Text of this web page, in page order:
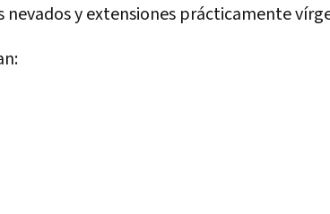
nevados y extensiones prácticamente